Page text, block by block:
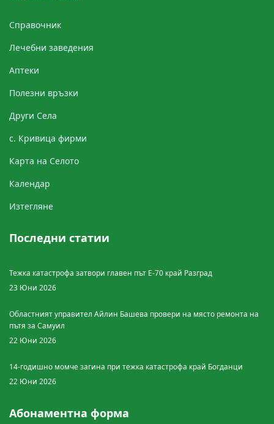
Справочник
Лечебни заведения
Аптеки
Полезни връзки
Други Cела
с. Кривица фирми
Картa на Селото
Календар
Изтегляне
Последни статии
Тежка катастрофа затвори главен път Е-70 край Разград
23 Юни 2026
Областният управител Айлин Башева провери на място ремонта на
пътя за Самуил
22 Юни 2026
14-годишно момче загина при тежка катастрофа край Богданци
22 Юни 2026
Абонаментна форма